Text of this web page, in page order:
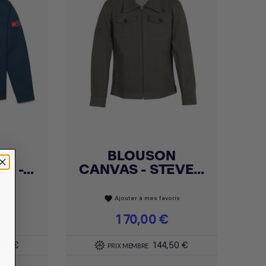
-...
€
Achat express
BLOUSON
CANVAS - STEVE...
favorite Ajouter à mes favoris
Prix
170,00 €
PRIX MEMBRE 144,50 €